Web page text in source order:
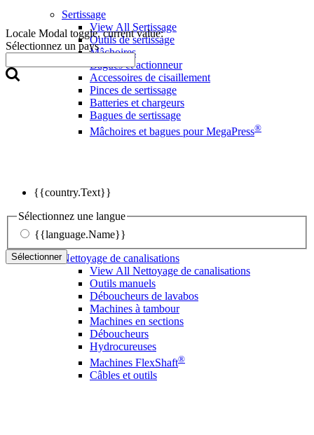
Locale Modal toggle, current value:
Sélectionnez un pays
{{country.Text}}
Sélectionnez une langue
{{language.Name}}
Sélectionner
Sertissage
View All Sertissage
Outils de sertissage
Mâchoires
Bagues et actionneur
Accessoires de cisaillement
Pinces de sertissage
Batteries et chargeurs
Bagues de sertissage
Mâchoires et bagues pour MegaPress®
Nettoyage de canalisations
View All Nettoyage de canalisations
Outils manuels
Déboucheurs de lavabos
Machines à tambour
Machines en sections
Déboucheurs
Hydrocureuses
Machines FlexShaft®
Câbles et outils